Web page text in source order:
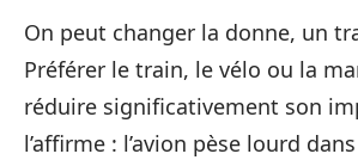
On peut changer la donne, un
Préférer le train, le vélo ou la
réduire significativement son
l’affirme : l’avion pèse lourd